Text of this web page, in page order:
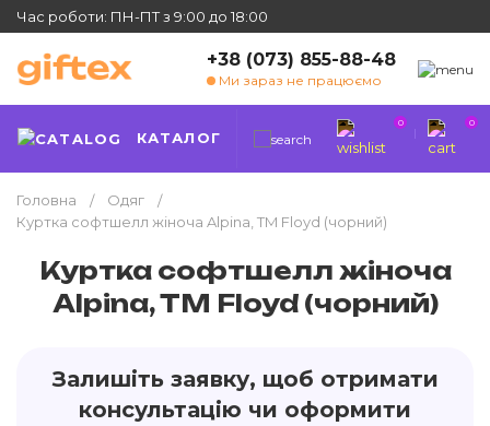
Час роботи: ПН-ПТ з 9:00 до 18:00
+38 (073) 855-88-48
Ми зараз не працюємо
КАТАЛОГ
0 0
Головна
Одяг
Куртка софтшелл жіноча Alpina, TM Floyd (чорний)
Куртка софтшелл жіноча
Alpina, TM Floyd (чорний)
Залишіть заявку, щоб отримати
консультацію чи оформити